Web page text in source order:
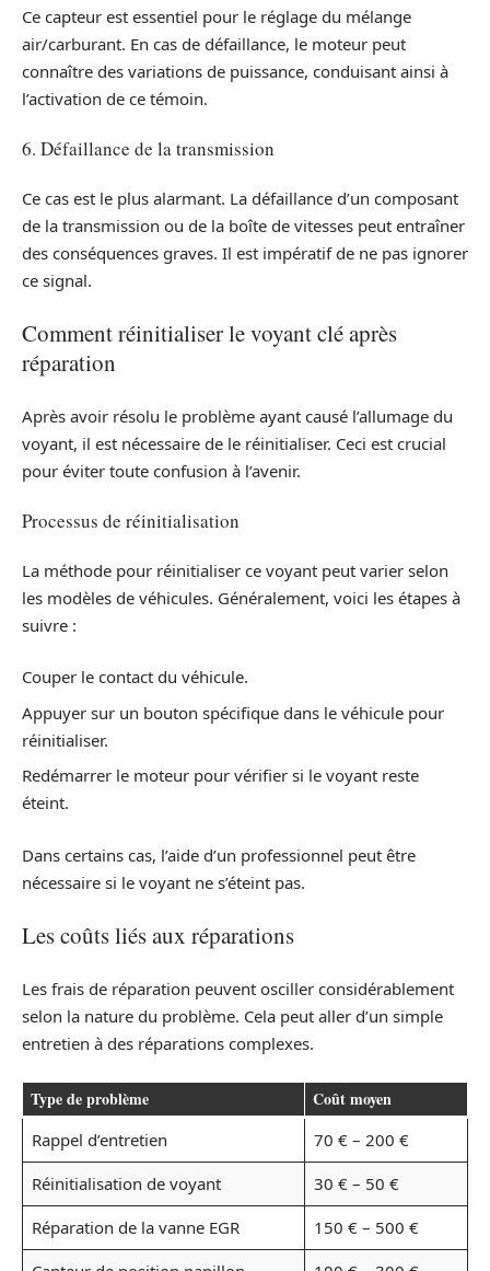
Ce capteur est essentiel pour le réglage du mélange
air/carburant. En cas de défaillance, le moteur peut
connaître des variations de puissance, conduisant ainsi à
l’activation de ce témoin.
6. Défaillance de la transmission
Ce cas est le plus alarmant. La défaillance d’un composant
de la transmission ou de la boîte de vitesses peut entraîner
des conséquences graves. Il est impératif de ne pas ignorer
ce signal.
Comment réinitialiser le voyant clé après
réparation
Après avoir résolu le problème ayant causé l’allumage du
voyant, il est nécessaire de le réinitialiser. Ceci est crucial
pour éviter toute confusion à l’avenir.
Processus de réinitialisation
La méthode pour réinitialiser ce voyant peut varier selon
les modèles de véhicules. Généralement, voici les étapes à
suivre :
Couper le contact du véhicule.
Appuyer sur un bouton spécifique dans le véhicule pour
réinitialiser.
Redémarrer le moteur pour vérifier si le voyant reste
éteint.
Dans certains cas, l’aide d’un professionnel peut être
nécessaire si le voyant ne s’éteint pas.
Les coûts liés aux réparations
Les frais de réparation peuvent osciller considérablement
selon la nature du problème. Cela peut aller d’un simple
entretien à des réparations complexes.
Type de problème Coût moyen
Rappel d’entretien
70 € – 200 €
Réinitialisation de voyant
30 € – 50 €
Réparation de la vanne EGR
150 € – 500 €